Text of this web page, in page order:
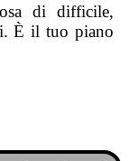
di difficile,
È il tuo piano